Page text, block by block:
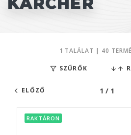
1 TALÁLAT | 40
SZŰRŐK
ELŐZŐ 1 / 1
RAKTÁRON